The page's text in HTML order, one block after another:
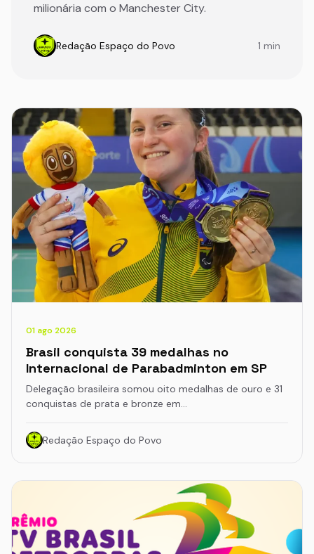
milionária com o Manchester City.
Redação Espaço do Povo 1 min
01 ago 2026
Brasil conquista 39 medalhas no
Internacional de Parabadminton em SP
Delegação brasileira somou oito medalhas de ouro e 31
conquistas de prata e bronze em…
Redação Espaço do Povo